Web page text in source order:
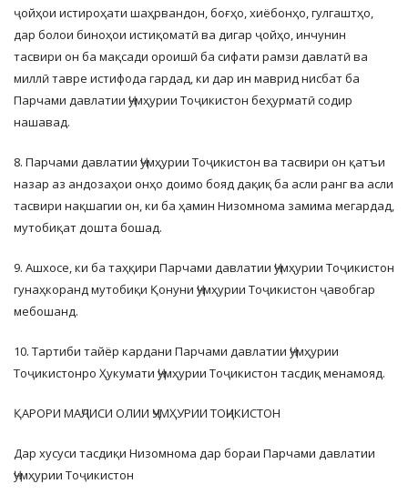
ҷойҳои истироҳати шаҳрвандон, боғҳо, хиёбонҳо, гулгаштҳо,
дар болои биноҳои истиқоматӣ ва дигар ҷойҳо, инчунин
тасвири он ба мақсади ороишӣ ба сифати рамзи давлатӣ ва
миллӣ тавре истифода гардад, ки дар ин маврид нисбат ба
Парчами давлатии Ҷумҳурии Тоҷикистон беҳурматӣ содир
нашавад.
8. Парчами давлатии Ҷумҳурии Тоҷикистон ва тасвири он қатъи
назар аз андозаҳои онҳо доимо бояд дақиқ ба асли ранг ва асли
тасвири нақшагии он, ки ба ҳамин Низомнома замима мегардад,
мутобиқат дошта бошад.
9. Ашхосе, ки ба таҳқири Парчами давлатии Ҷумҳурии Тоҷикистон
гунаҳкоранд мутобиқи Қонуни Ҷумҳурии Тоҷикистон ҷавобгар
мебошанд.
10. Тартиби тайёр кардани Парчами давлатии Ҷумҳурии
Тоҷикистонро Ҳукумати Ҷумҳурии Тоҷикистон тасдиқ менамояд.
ҚАРОРИ МАҶЛИСИ ОЛИИ ҶУМҲУРИИ ТОҶИКИСТОН
Дар хусуси тасдиқи Низомнома дар бораи Парчами давлатии
Ҷумҳурии Тоҷикистон